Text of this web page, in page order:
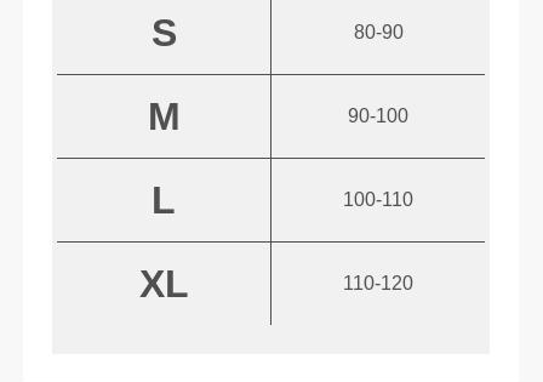
S 80-90
M 90-100
L 100-110
XL 110-120